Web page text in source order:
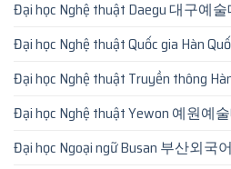
Đại học Nghệ thuật Daegu 대구예
Đại học Nghệ thuật Quốc gia Hàn
Đại học Nghệ thuật Truyền thông
Đại học Nghệ thuật Yewon 예원예
Đại học Ngoại ngữ Busan 부산외국